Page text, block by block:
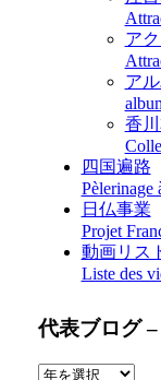
ア
ア
香
四国遍路
Pèlerinage
日仏事業
Projet
動画リス
Liste des
代表ブログ